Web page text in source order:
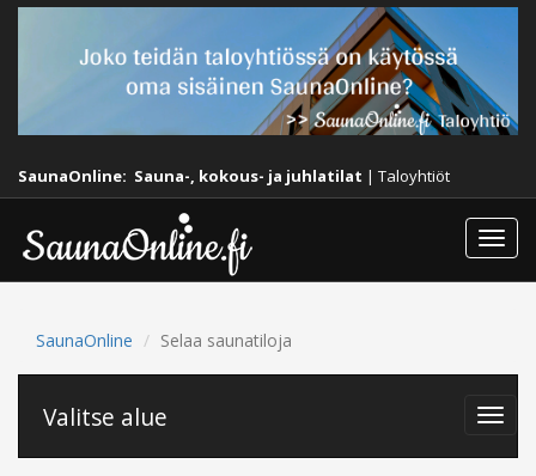
SaunaOnline: Sauna-, kokous- ja juhlatilat | Taloyhtiöt
SaunaOnline Selaa saunatiloja
Valitse alue